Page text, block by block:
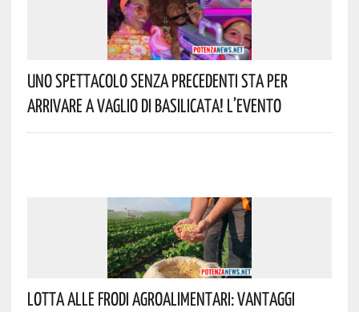
Uno Spettacolo Senza Precedenti Sta Per
Arrivare A Vaglio Di Basilicata! L’evento
Lotta Alle Frodi Agroalimentari: Vantaggi